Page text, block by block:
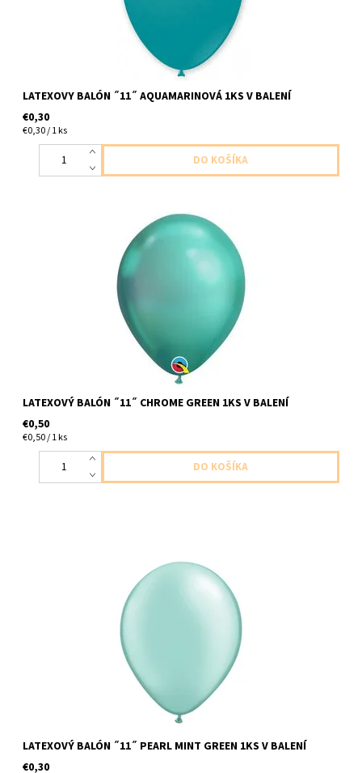
LATEXOVY BALÓN ˝11˝ AQUAMARINOVÁ 1KS V BALENÍ
€0,30
€0,30 / 1 ks
latexovy balon ,,14,, chromova zelena velkost cca 28cm
dodavame nenafukany
LATEXOVÝ BALÓN ˝11˝ CHROME GREEN 1KS V BALENÍ
€0,50
€0,50 / 1 ks
Latexové balóny ,,11,, perletovo matovo zelena 1ks v baleni
veľkosť cca 28cm dodavame nenafukany
LATEXOVÝ BALÓN ˝11˝ PEARL MINT GREEN 1KS V BALENÍ
€0,30